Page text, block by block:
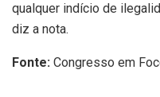
qualquer indício de
diz a nota.
Fonte: Congresso em